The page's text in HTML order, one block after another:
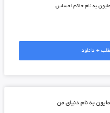
+ دانلود
به نام دنیای من